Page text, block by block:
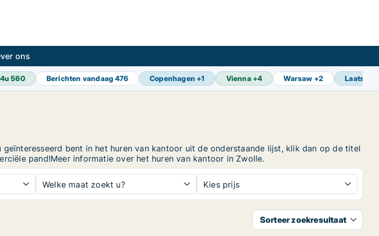
ons
560 Berichten vandaag476 Copenhagen +1 Vienna+4 Warsaw +2 Laatste
bent in het huren van kantoor uit de onderstaande lijst, klik dan op de titel
pand!Meer informatie over het huren van kantoor in Zwolle.
Welke maat zoekt u? Kies prijs
Sorteer zoekresultaat